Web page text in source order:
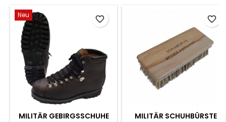
Neu
MILITÄR GEBIRGSSCHUHE
favorite_border
MILITÄR SCHUHBÜRSTE
favorite_border